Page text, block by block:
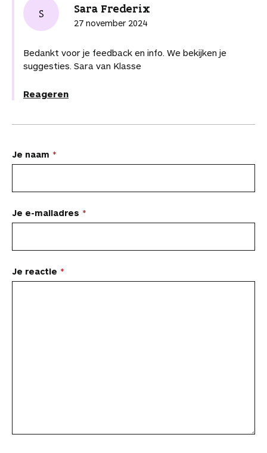
S Sara Frederix
27 november 2024
Bedankt voor je feedback en info. We bekijken je
suggesties. Sara van Klasse
Reageren
L
a
t
e
n
r
Je naam
Je e-mailadres
Je reactie